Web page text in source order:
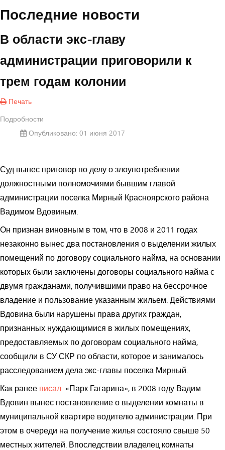
Последние новости
В области экс-главу
администрации приговорили к
трем годам колонии
Печать
Подробности
Опубликовано: 01 июня 2017
Суд вынес приговор по делу о злоупотреблении
должностными полномочиями бывшим главой
администрации поселка Мирный Красноярского района
Вадимом Вдовиным.
Он признан виновным в том, что в 2008 и 2011 годах
незаконно вынес два постановления о выделении жилых
помещений по договору социального найма, на основании
которых были заключены договоры социального найма с
двумя гражданами, получившими право на бессрочное
владение и пользование указанным жильем. Действиями
Вдовина были нарушены права других граждан,
признанных нуждающимися в жилых помещениях,
предоставляемых по договорам социального найма,
сообщили в СУ СКР по области, которое и занималось
расследованием дела экс-главы поселка Мирный.
Как ранее писал «Парк Гагарина», в 2008 году Вадим
Вдовин вынес постановление о выделении комнаты в
муниципальной квартире водителю администрации. При
этом в очереди на получение жилья состояло свыше 50
местных жителей. Впоследствии владелец комнаты